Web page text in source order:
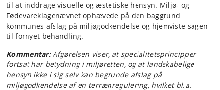
til at inddrage visuelle og æstetiske hensyn. Miljø- og
Fødevareklagenævnet ophævede på den baggrund
kommunes afslag på miljøgodkendelse og hjemviste sagen
til fornyet behandling.
Kommentar:Afgørelsen viser, at specialitetsprincipper
fortsat har betydning i miljøretten, og at landskabelige
hensyn ikke i sig selv kan begrunde afslag på
miljøgodkendelse af en terrænregulering, hvilket bl.a.